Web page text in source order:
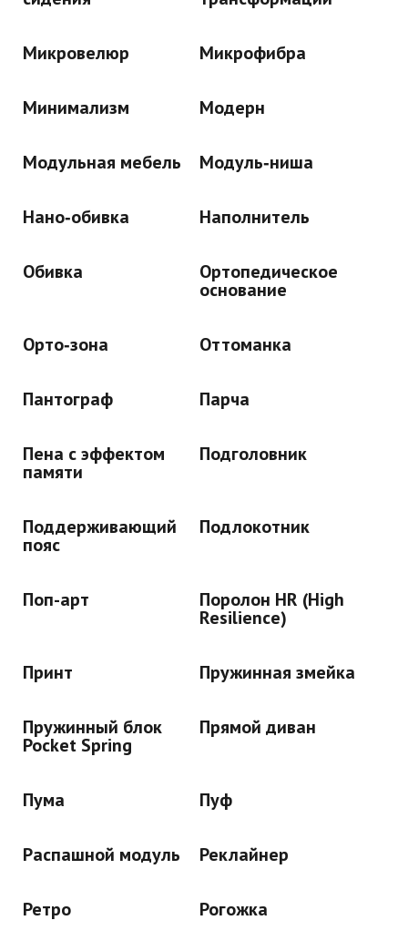
Микровелюр Микрофибра
Минимализм Модерн
Модульная мебель Модуль‑ниша
Нано‑обивка Наполнитель
Обивка Ортопедическое
основание
Орто‑зона Оттоманка
Пантограф Парча
Пена с эффектом
памяти
Подголовник
Поддерживающий
пояс
Подлокотник
Поп-арт Поролон HR (High
Resilience)
Принт Пружинная змейка
Пружинный блок
Pocket Spring
Прямой диван
Пума Пуф
Распашной модуль Реклайнер
Ретро Рогожка